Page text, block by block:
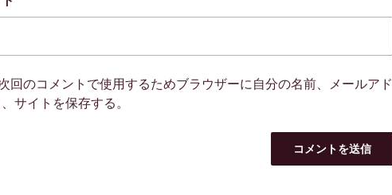
回のコメントで使用するためブラウザーに自分の名前、メールアド
サイトを保存する。